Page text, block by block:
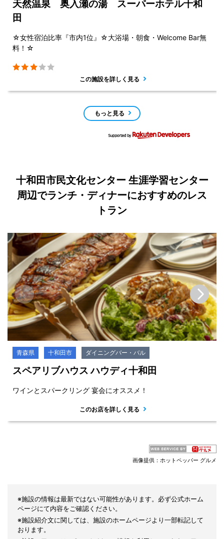
天然温泉 奥入瀬の湯 スーパーホテル十和
田
☆女性宿泊比率『市内1位』☆大浴場・朝食・Welcome Bar無
料！☆
この施設を詳しく見る
もっと見る
十和田市民文化センター 生涯学習センター
周辺でランチ・ディナーにおすすめのレス
トラン
青森県 十和田市 ダイニングバー・バル
スペアリブハウス ハウディ十和田
ワインとスパークリング 宴会にオススメ！
このお店を詳しく見る
画像提供：ホットペッパー グルメ
※施設の情報は最新ではない可能性があります。必ず公式ホーム
ページにて内容をご確認ください。
※施設紹介文に関しては、施設のホームページより一部転記して
おります。